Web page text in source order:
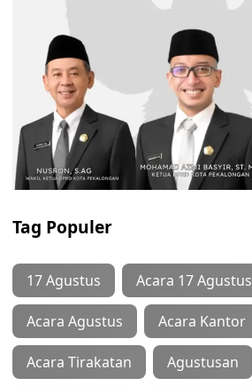
Tag Populer
17 Agustus Acara 17 Agustus
Acara Agustus Acara Kantor
Acara Tirakatan Agustusan